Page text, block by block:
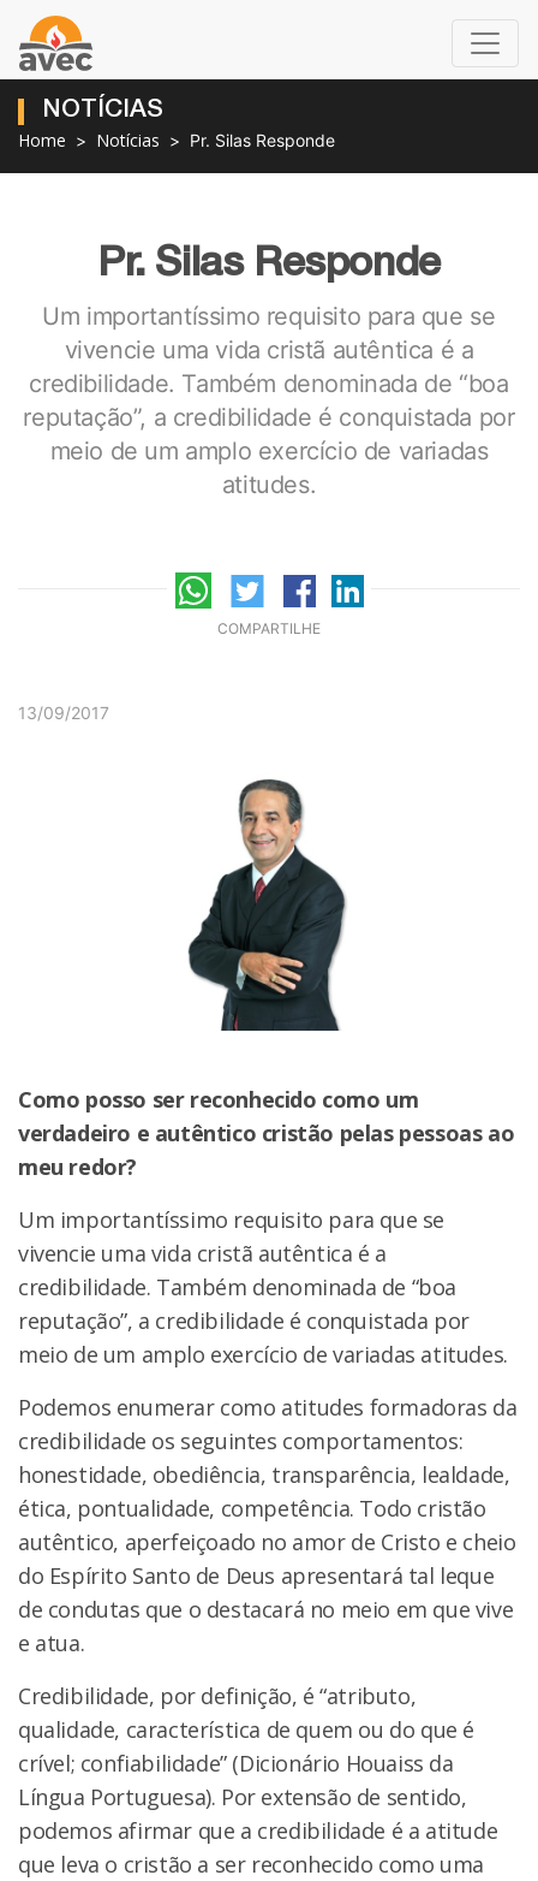
NOTÍCIAS
Home Notícias Pr. Silas Responde
Pr. Silas Responde
Um importantíssimo requisito para que se
vivencie uma vida cristã autêntica é a
credibilidade. Também denominada de “boa
reputação”, a credibilidade é conquistada por
meio de um amplo exercício de variadas
atitudes.
COMPARTILHE
13/09/2017
Como posso ser reconhecido como um
verdadeiro e autêntico cristão pelas pessoas ao
meu redor?
Um importantíssimo requisito para que se
vivencie uma vida cristã autêntica é a
credibilidade. Também denominada de “boa
reputação”, a credibilidade é conquistada por
meio de um amplo exercício de variadas atitudes.
Podemos enumerar como atitudes formadoras da
credibilidade os seguintes comportamentos:
honestidade, obediência, transparência, lealdade,
ética, pontualidade, competência. Todo cristão
autêntico, aperfeiçoado no amor de Cristo e cheio
do Espírito Santo de Deus apresentará tal leque
de condutas que o destacará no meio em que vive
e atua.
Credibilidade, por definição, é “atributo,
qualidade, característica de quem ou do que é
crível; confiabilidade” (Dicionário Houaiss da
Língua Portuguesa). Por extensão de sentido,
podemos afirmar que a credibilidade é a atitude
que leva o cristão a ser reconhecido como uma